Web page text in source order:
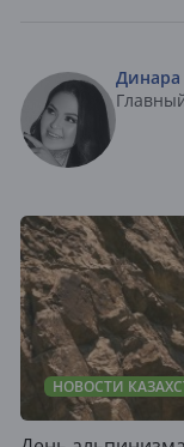
Динара
НОВОСТИ